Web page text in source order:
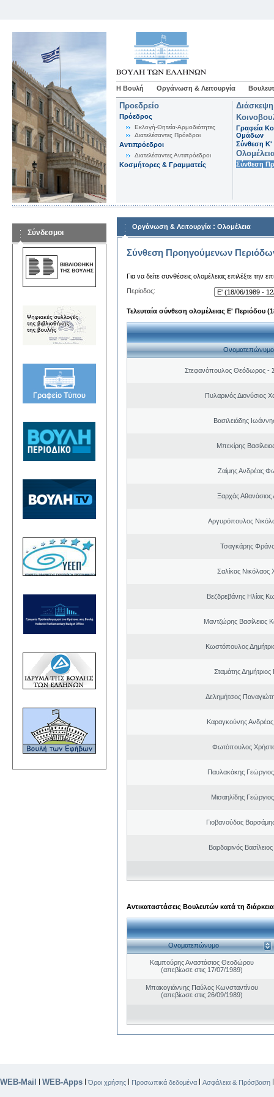
Η Βουλή Οργάνωση & Λειτουργία
Προεδρείο
Πρόεδρος
Εκλογή-Θητεία-Αρμοδιότητες
Διατελέσαντες Πρόεδροι
Αντιπρόεδροι
Διατελέσαντες Αντιπρόεδροι
Κοσμήτορες & Γραμματείς
Γραφεία
Ομάδων
Σύνθεση K'
Σύνθεση
Σύνδεσμοι
Οργάνωση & Λειτουργία : Ολομέλεια
Σύνθεση Προηγούμενων
Για να δείτε συνθέσεις ολομέλειας επιλέξτε την
Περίοδος:
Τελευταία σύνθεση ολομέλειας Ε' Περιόδου
Ονοματεπώνυμο
Στεφανόπουλος Θεόδωρος -
Πυλαρινός Διονύσιος
Βασιλειάδης
Μπεκίρης
Ζαίμης Ανδρέας
Ξαρχάς Αθανάσιος
Αργυρόπουλος
Τσαγκάρης
Σαλίκας Νικόλαος
Βεζδρεβάνης Ηλίας
Μαντζώρης Βασίλειος
Κωστόπουλος
Σταμάτης Δημήτριος
Δελημήτσος
Καραγκούνης Ανδρέας
Φωτόπουλος
Παυλακάκης
Μισαηλίδης
Γιοβανούδας
Βαρδαρινός
Αντικαταστάσεις Βουλευτών κατά τη
Ονοματεπώνυμο
Καμπούρης Αναστάσιος Θεοδώρου
(απεβίωσε στις 17/07/1989)
Μπακογιάννης Παύλος Κωνσταντίνου
(απεβίωσε στις 26/09/1989)
WEB-Mail | WEB-Apps |Όροι χρήσης | Προσωπικά δεδομένα | Ασφάλεια & Πρόσβαση